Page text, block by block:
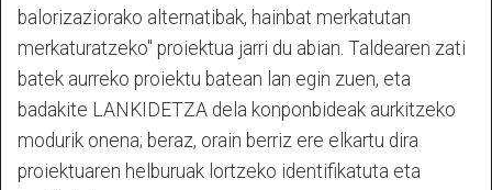
balorizaziorako alternatibak, hainbat merkatutan
merkaturatzeko" proiektua jarri du abian. Taldearen zati
batek aurreko proiektu batean lan egin zuen, eta
badakite LANKIDETZA dela konponbideak aurkitzeko
modurik onena; beraz, orain berriz ere elkartu dira
proiektuaren helburuak lortzeko identifikatuta eta